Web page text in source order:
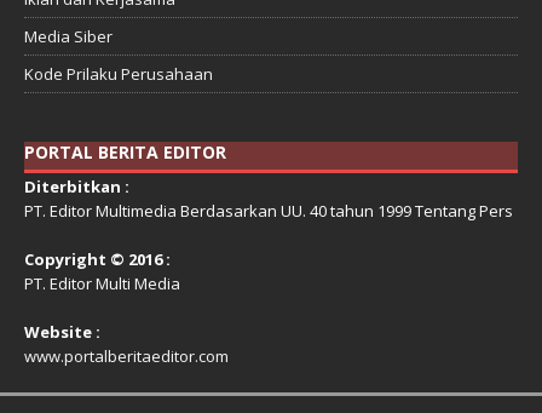
Media Siber
Kode Prilaku Perusahaan
PORTAL BERITA EDITOR
Diterbitkan :
PT. Editor Multimedia Berdasarkan UU. 40 tahun 1999 Tentang Pers
Copyright © 2016 :
PT. Editor Multi Media
Website :
www.portalberitaeditor.com